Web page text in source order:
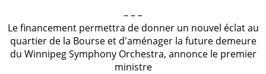
– – –
Le financement permettra de donner un nouvel éclat au
quartier de la Bourse et d'aménager la future demeure
du Winnipeg Symphony Orchestra, annonce le premier
ministre